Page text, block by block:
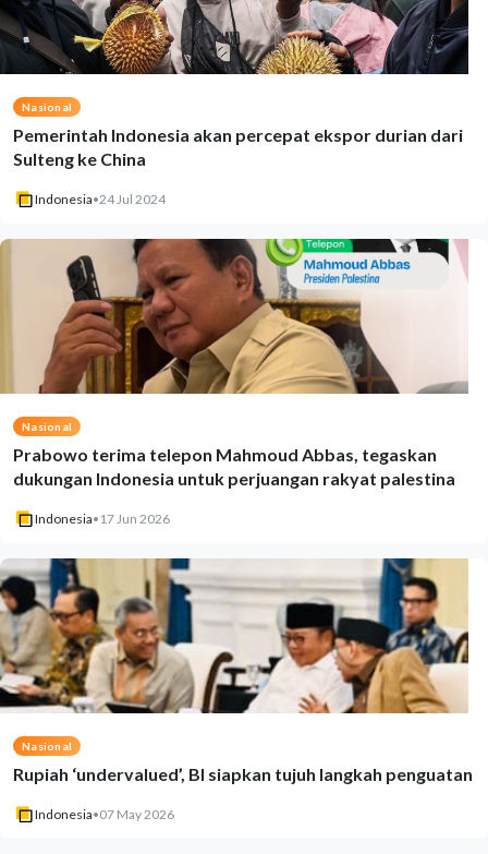
Nasional
Pemerintah Indonesia akan percepat ekspor durian dari
Sulteng ke China
Indonesia•24 Jul 2024
Nasional
Prabowo terima telepon Mahmoud Abbas, tegaskan
dukungan Indonesia untuk perjuangan rakyat palestina
Indonesia• 17 Jun 2026
Nasional
Rupiah ‘undervalued’, BI siapkan tujuh langkah penguatan
Indonesia•07 May 2026